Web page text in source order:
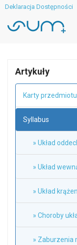
Deklaracja Dostępności
Artykuły
Karty przedmiotu
Syllabus
» Układ
» Układ
» Układ
» Choroby
» Zaburzenia